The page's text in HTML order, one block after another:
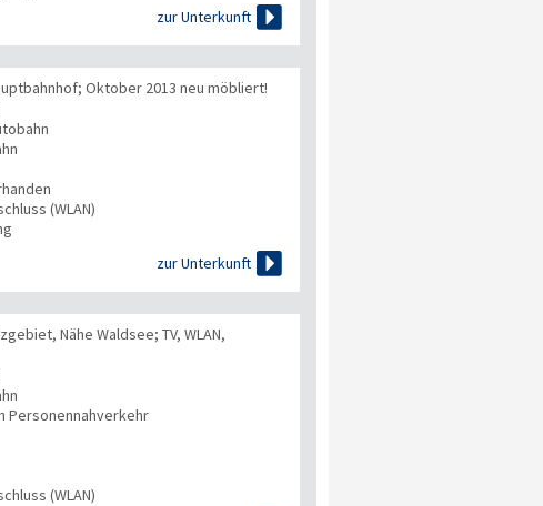
zur Unterkunft 
Oktober 2013 neu möbliert!
(WLAN)
zur Unterkunft 
Nähe Waldsee; TV, WLAN,
Personennahverkehr
(WLAN)